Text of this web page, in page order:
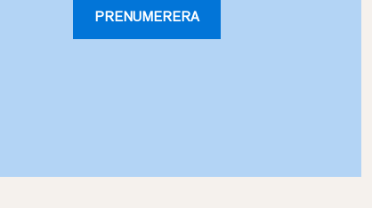
PRENUMERERA